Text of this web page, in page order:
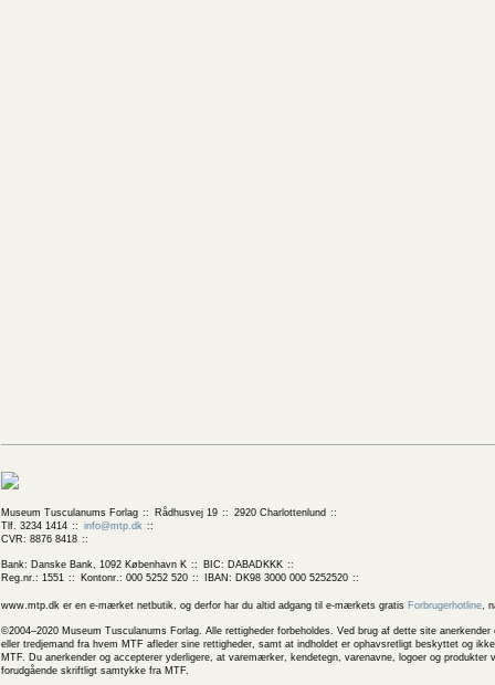
Museum Tusculanums Forlag Rådhusvej 19
2920 Charlottenlund
Tlf. 3234 1414
info@mtp.dk
CVR: 8876 8418
Bank: Danske Bank, 1092 København K
BIC: DABADKKK
Reg.nr.: 1551
Kontonr.: 000 5252 520 IBAN: DK98 3000 000 5252520
www.mtp.dk er en e-mærket netbutik, og derfor har du altid adgang til e-mærkets gratis Forbrugerhotline,
©2004–2020 Museum Tusculanums Forlag. Alle rettigheder forbeholdes. Ved brug af dette site
eller tredjemand fra hvem MTF afleder sine rettigheder, samt at indholdet er ophavsretligt beskyttet og
MTF. Du anerkender og accepterer yderligere, at varemærker, kendetegn, varenavne, logoer og
forudgående skriftligt samtykke fra MTF.